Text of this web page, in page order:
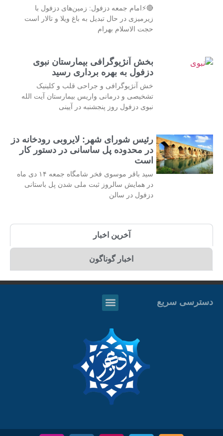
🔴⚡امام جمعه دزفول: زمین‌های دزفول با
زیرمیزی در حال تبدیل به باغ ویلا و تالار است
حجت الاسلام بهرام
بخش آنژیوگرافی بیمارستان نبوی
دزفول به بهره برداری رسید
خش آنژیوگرافی و جراحی قلب و کلینیک
تشخیصی و درمانی واریس بیمارستان آیت الله
نبوی دزفول روز پنجشنبه در آیینی
رئیس شورای شهر: لایروبی رودخانه دز
در محدوده پل ساسانی در دستور کار
است
سید باقر موسوی فخر شامگاه جمعه ۱۴ دی ماه
در همایش سالروز ثبت ملی شدن پل باستانی
دزفول در سالن
آخرین اخبار
اخبار گوناگون
دسترسی سریع